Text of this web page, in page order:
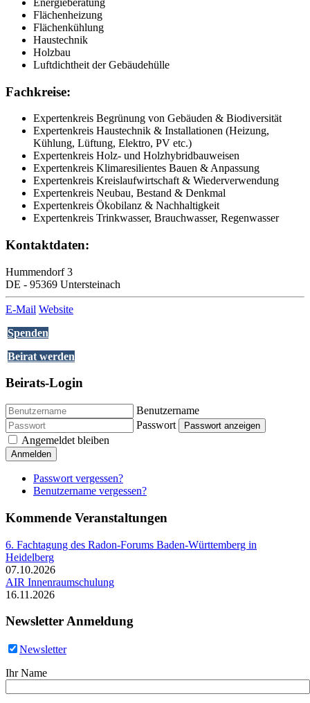
Flächenheizung
Flächenkühlung
Haustechnik
Holzbau
Luftdichtheit der Gebäudehülle
Fachkreise:
Expertenkreis Begrünung von Gebäuden & Biodiversität
Expertenkreis Haustechnik & Installationen (Heizung,
Kühlung, Lüftung, Elektro, PV etc.)
Expertenkreis Holz- und Holzhybridbauweisen
Expertenkreis Klimaresilientes Bauen & Anpassung
Expertenkreis Kreislaufwirtschaft & Wiederverwendung
Expertenkreis Neubau, Bestand & Denkmal
Expertenkreis Ökobilanz & Nachhaltigkeit
Expertenkreis Trinkwasser, Brauchwasser, Regenwasser
Kontaktdaten:
Hummendorf 3
DE - 95369 Untersteinach
E-Mail Website
Spenden
Beirat werden
Beirats-Login
Benutzername
Passwort
Passwort anzeigen
Angemeldet bleiben
Anmelden
Passwort vergessen?
Benutzername vergessen?
Kommende Veranstaltungen
6. Fachtagung des Radon-Forums Baden-Württemberg in
Heidelberg
07.10.2026
AIR Innenraumschulung
16.11.2026
Newsletter Anmeldung
Newsletter
Ihr Name